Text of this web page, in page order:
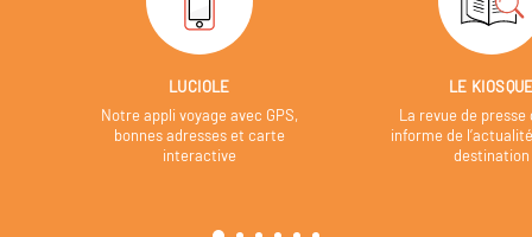
LUCIOLE
Notre appli voyage avec GPS,
bonnes adresses et carte
interactive
LE
La revue de presse
informe de
destination